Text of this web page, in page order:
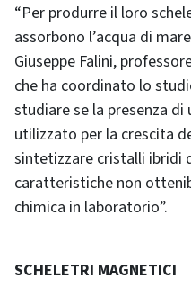
“Per produrre il loro
assorbono l’acqua di
Giuseppe Falini,
che ha coordinato lo
studiare se la presenza
utilizzato per la crescita
sintetizzare cristalli ibridi
caratteristiche non
chimica in laboratorio”.
SCHELETRI MAGNETICI